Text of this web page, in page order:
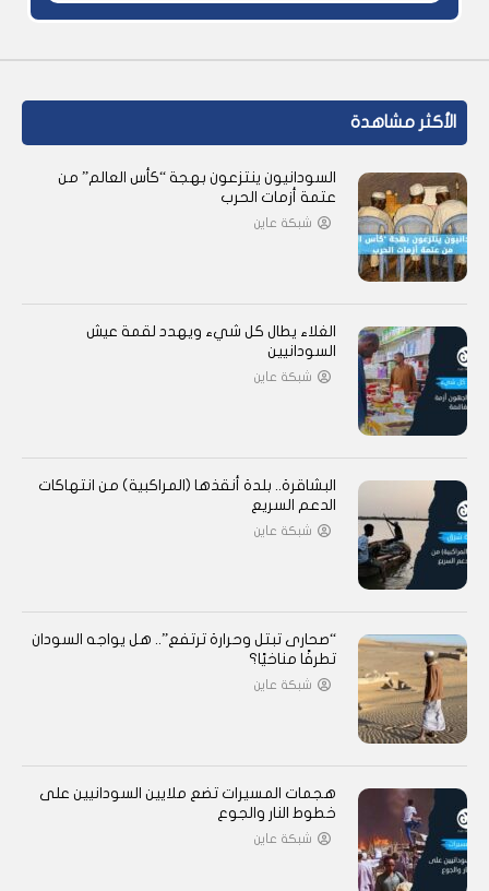
الأكثر مشاهدة
السودانيون ينتزعون بهجة “كأس العالم” من
عتمة أزمات الحرب
شبكة عاين
الغلاء يطال كل شيء ويهدد لقمة عيش
السودانيين
شبكة عاين
البشاقرة.. بلدة أنقذها (المراكبية) من انتهاكات
الدعم السريع
شبكة عاين
“صحارى تبتل وحرارة ترتفع”.. هل يواجه السودان
تطرفًا مناخيًا؟
شبكة عاين
هجمات المسيرات تضع ملايين السودانيين على
خطوط النار والجوع
شبكة عاين